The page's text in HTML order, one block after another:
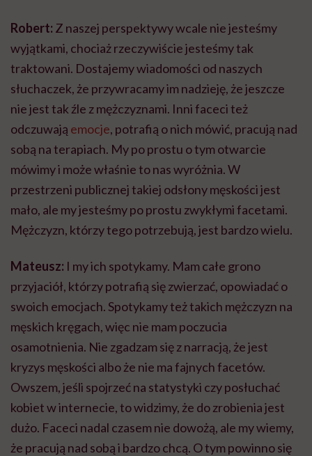
Robert: Z naszej perspektywy wcale nie jesteśmy
wyjątkami, chociaż rzeczywiście jesteśmy tak
traktowani. Dostajemy wiadomości od naszych
słuchaczek, że przywracamy im nadzieję, że jeszcze
nie jest tak źle z mężczyznami. Inni faceci też
odczuwają emocje, potrafią o nich mówić, pracują nad
sobą na terapiach. My po prostu o tym otwarcie
mówimy i może właśnie to nas wyróżnia. W
przestrzeni publicznej takiej odsłony męskości jest
mało, ale my jesteśmy po prostu zwykłymi facetami.
Mężczyzn, którzy tego potrzebują, jest bardzo wielu.
Mateusz: I my ich spotykamy. Mam całe grono
przyjaciół, którzy potrafią się zwierzać, opowiadać o
swoich emocjach. Spotykamy też takich mężczyzn na
męskich kręgach, więc nie mam poczucia
osamotnienia. Nie zgadzam się z narracją, że jest
kryzys męskości albo że nie ma fajnych facetów.
Owszem, jeśli spojrzeć na statystyki czy posłuchać
kobiet w internecie, to widzimy, że do zrobienia jest
dużo. Faceci nadal czasem nie dowożą, ale my wiemy,
że pracują nad sobą i bardzo chcą. O tym powinno się